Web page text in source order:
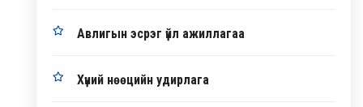
Авлигын эсрэг үйл ажиллагаа
Хүний нөөцийн удирлага